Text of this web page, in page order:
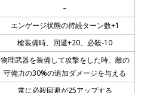
–
エンゲージ状態の持続ターン数+1
槍装備時、回避+20、必殺-10
物理武器を装備して攻撃をした時、敵の
守備力の30%の追加ダメージを与える
常に必殺回避が25アップする